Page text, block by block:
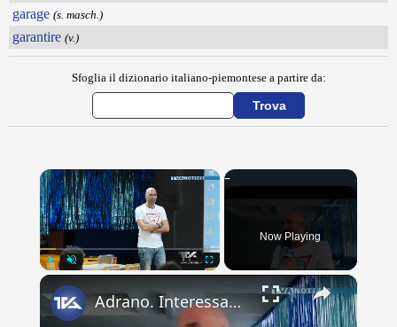
garage (s. masch.)
garantire (v.)
Sfoglia il dizionario italiano-piemontese a partire da:
×
Now Playing
×
Adrano. Interessante incontro al liceo “Verga” con il prof. Fabio Gamberini. Studenti del Linguistic